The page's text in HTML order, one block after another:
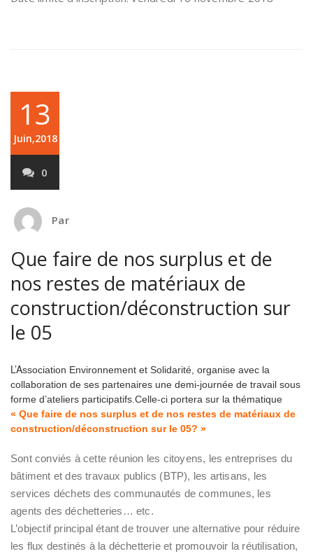
13
Juin,2018
0
Par
Que faire de nos surplus et de
nos restes de matériaux de
construction/déconstruction sur
le 05
L’Association Environnement et Solidarité, organise avec la
collaboration de ses partenaires une demi-journée de travail sous
forme d’ateliers participatifs. Celle-ci portera sur la thématique
« Que faire de nos surplus et de nos restes de matériaux de
construction/déconstruction sur le 05? »
Sont conviés à cette réunion les citoyens, les entreprises du
bâtiment et des travaux publics (BTP), les artisans, les
services déchets des communautés de communes, les
agents des déchetteries… etc.
L’objectif principal étant de trouver une alternative pour réduire
les flux destinés à la déchetterie et promouvoir la réutilisation,